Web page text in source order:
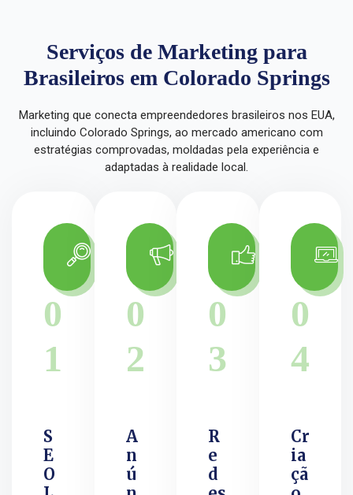
Serviços de Marketing para
Brasileiros em Colorado Springs
Marketing que conecta empreendedores brasileiros nos EUA,
incluindo Colorado Springs, ao mercado americano com
estratégias comprovadas, moldadas pela experiência e
adaptadas à realidade local.
0
1
S
E
O
0
2
A
n
ú
0
3
R
e
d
0
4
Cr
ia
çã